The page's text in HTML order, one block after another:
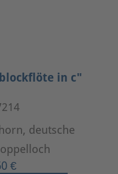
in c"
deutsche
€